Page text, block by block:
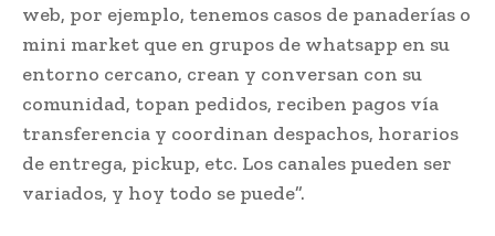
web, por ejemplo, tenemos casos de panaderías o
mini market que en grupos de whatsapp en su
entorno cercano, crean y conversan con su
comunidad, topan pedidos, reciben pagos vía
transferencia y coordinan despachos, horarios
de entrega, pickup, etc. Los canales pueden ser
variados, y hoy todo se puede”.